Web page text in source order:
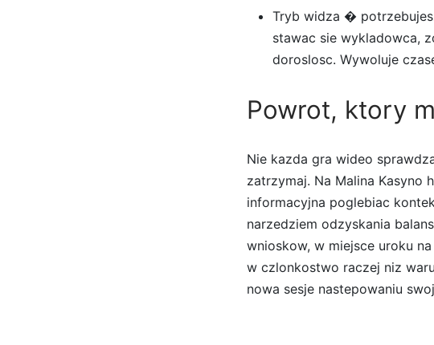
Tryb widza �
stawac sie wykladowca,
doroslosc. Wywoluje
Powrot, ktory
Nie kazda gra wideo
zatrzymaj. Na Malina
informacyjna poglebiac
narzedziem odzyskania
wnioskow, w miejsce uroku
w czlonkostwo raczej niz
nowa sesje nastepowaniu